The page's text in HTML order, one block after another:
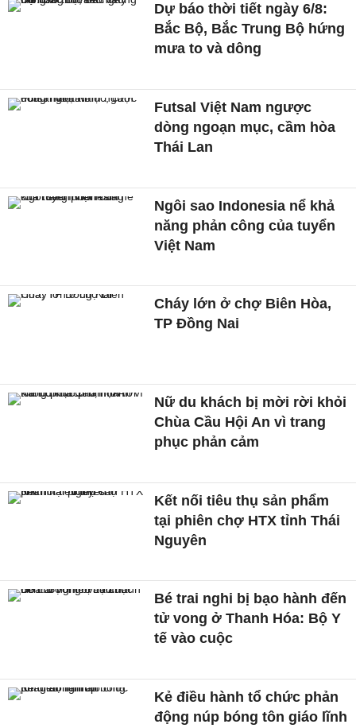
Dự báo thời tiết ngày 6/8:
Bắc Bộ, Bắc Trung Bộ hứng
mưa to và dông
Futsal Việt Nam ngược
dòng ngoạn mục, cầm hòa
Thái Lan
Ngôi sao Indonesia nể khả
năng phản công của tuyển
Việt Nam
Cháy lớn ở chợ Biên Hòa,
TP Đồng Nai
Nữ du khách bị mời rời khỏi
Chùa Cầu Hội An vì trang
phục phản cảm
Kết nối tiêu thụ sản phẩm
tại phiên chợ HTX tỉnh Thái
Nguyên
Bé trai nghi bị bạo hành đến
tử vong ở Thanh Hóa: Bộ Y
tế vào cuộc
Kẻ điều hành tổ chức phản
động núp bóng tôn giáo lĩnh